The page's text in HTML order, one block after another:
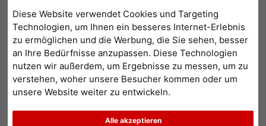
Diese Website verwendet Cookies und Targeting
Technologien, um Ihnen ein besseres Internet-Erlebnis
zu ermöglichen und die Werbung, die Sie sehen, besser
an Ihre Bedürfnisse anzupassen. Diese Technologien
nutzen wir außerdem, um Ergebnisse zu messen, um zu
verstehen, woher unsere Besucher kommen oder um
unsere Website weiter zu entwickeln.
Alle akzeptieren
Zurück